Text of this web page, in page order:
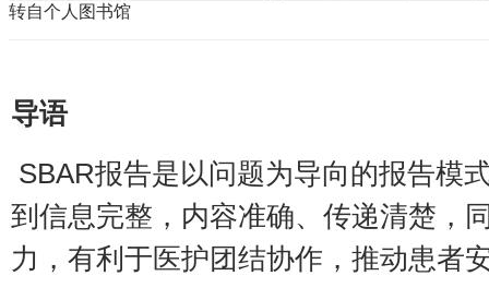
转自个人图书馆
导语
SBAR报告是以问题为导向的报告模
到信息完整，内容准确、传递清楚，
力，有利于医护团结协作，推动患者